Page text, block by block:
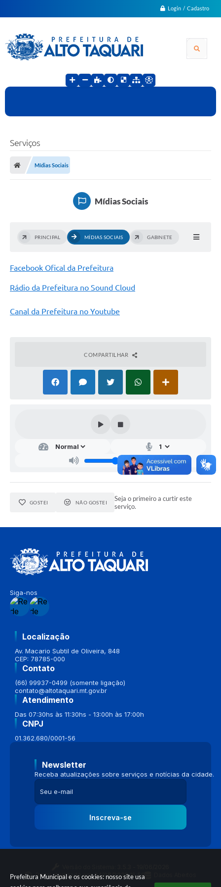
Prefeitura Municipal e os cookies: nosso site usa
Login / Cadastro
Serviços
Mídias Sociais
Mídias Sociais
PRINCIPAL MÍDIAS SOCIAIS GABINETE
Facebook Ofical da Prefeitura
Rádio da Prefeitura no Sound Cloud
Canal da Prefeitura no Youtube
COMPARTILHAR
GOSTEI NÃO GOSTEI
Seja o primeiro a curtir este
serviço.
Siga-nos
Localização
Av. Macario Subtil de Oliveira, 848
CEP: 78785-000
Contato
(66) 99937-0499 (somente ligação)
contato@altotaquari.mt.gov.br
Atendimento
Das 07:30hs às 11:30hs - 13:00h às 17:00h
CNPJ
01.362.680/0001-56
Newsletter
Receba atualizações sobre serviços e notícias da cidade.
Inscreva-se
Portal atualizado em:04/08/2026 16:58